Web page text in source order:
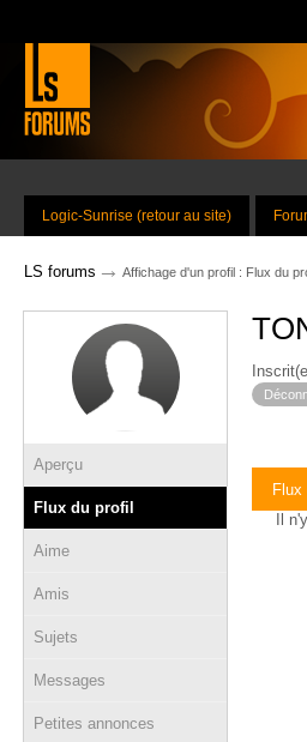
Logic-Sunrise (retour au site)
LS forums → Affichage d'un profil : Flux du
Aperçu
Flux du profil
Aime
Amis
Sujets
Messages
Petites annonces
Flux
Il